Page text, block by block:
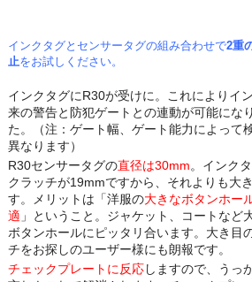
インクタグとセンサータグの組み合わせで2重
止をお試しください。
インクタグにR30が受けに。これによりイ
来の警告と防犯ゲートとの連動が可能にな
た。（注：ゲート幅、ゲート能力によって
異なります）
R30センサータグの直径は30mm。インク
クラッチが19mmですから、それよりも大
す。メリットは「洋服の大きなボタンホー
適 」ということ。ジャケット、コートなど
ボタンホールにピッタリ合います。大き目
チをお探しのユーザー様にも朗報です。
チェックプレートに反応しますので、うっ